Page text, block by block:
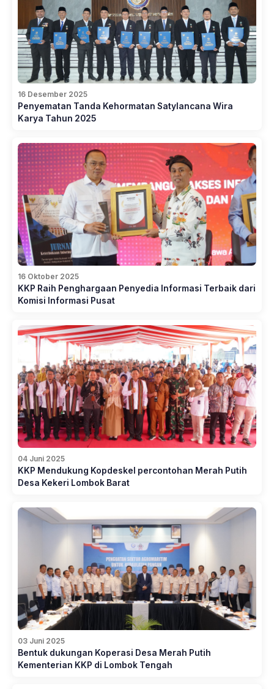
16 Desember 2025
Penyematan Tanda Kehormatan Satylancana Wira
Karya Tahun 2025
16 Oktober 2025
KKP Raih Penghargaan Penyedia Informasi Terbaik dari
Komisi Informasi Pusat
04 Juni 2025
KKP Mendukung Kopdeskel percontohan Merah Putih
Desa Kekeri Lombok Barat
03 Juni 2025
Bentuk dukungan Koperasi Desa Merah Putih
Kementerian KKP di Lombok Tengah